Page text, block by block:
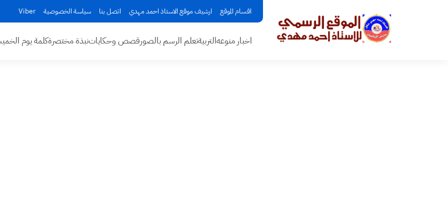
اقسام الموقع ارشيف موقع الاستاذ احمد مهدي اتصل بنا سياسة الخصوصية Viber
اخبار منوعهالتربيةتعلم الرسم بالصورقصص وحكاياتنبذة مختصرةكلمة يوم